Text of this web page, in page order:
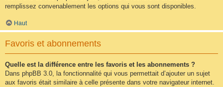
remplissez convenablement les options qui vous sont disponibles.
Haut
Favoris et abonnements
Quelle est la différence entre les favoris et les abonnements ?
Dans phpBB 3.0, la fonctionnalité qui vous permettait d’ajouter un sujet
aux favoris était similaire à celle présente dans votre navigateur internet.